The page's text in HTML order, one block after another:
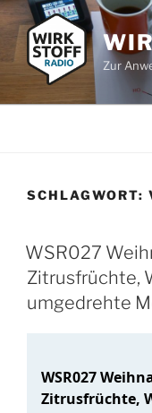
Zum
Inhalt
springen
Zur
SCHLAGWORT:
WSR027
Zitrusfrüchte,
umgedrehte